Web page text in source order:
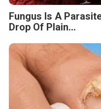
Fungus Is A
Drop Of Plain...